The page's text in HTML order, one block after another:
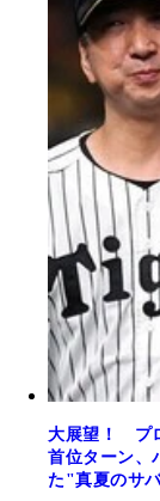
大展望！ プ
首位ターン、
た"真夏のサ